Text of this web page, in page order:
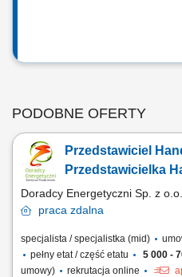
PODOBNE OFERTY
Przedstawiciel
Przedstawicielka
Doradcy Energetyczni Sp. z o.o.
praca zdalna
specjalista / specjalistka (mid)
pełny etat / część etatu
5 000 -
umowy)
rekrutacja online